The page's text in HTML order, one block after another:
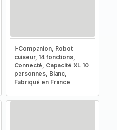
I-Companion, Robot
cuiseur, 14 fonctions,
Connecté, Capacité XL 10
personnes, Blanc,
Fabriqué en France